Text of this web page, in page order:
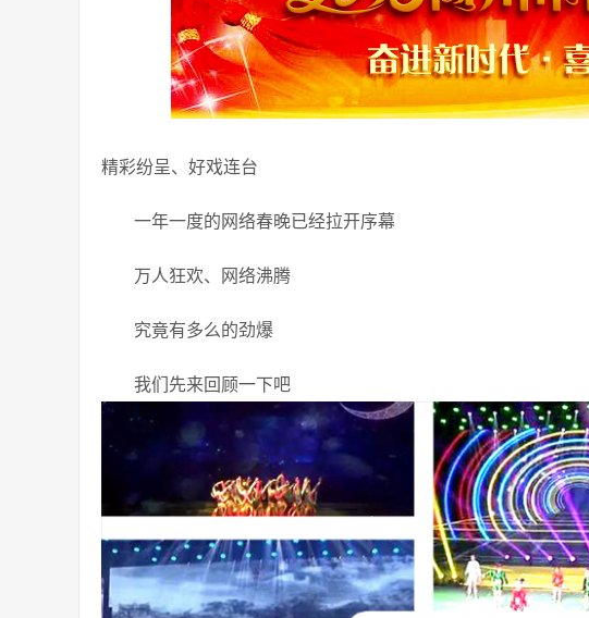
精彩纷呈、好戏连台
一年一度的网络春晚已经拉开序幕
万人狂欢、网络沸腾
究竟有多么的劲爆
我们先来回顾一下吧